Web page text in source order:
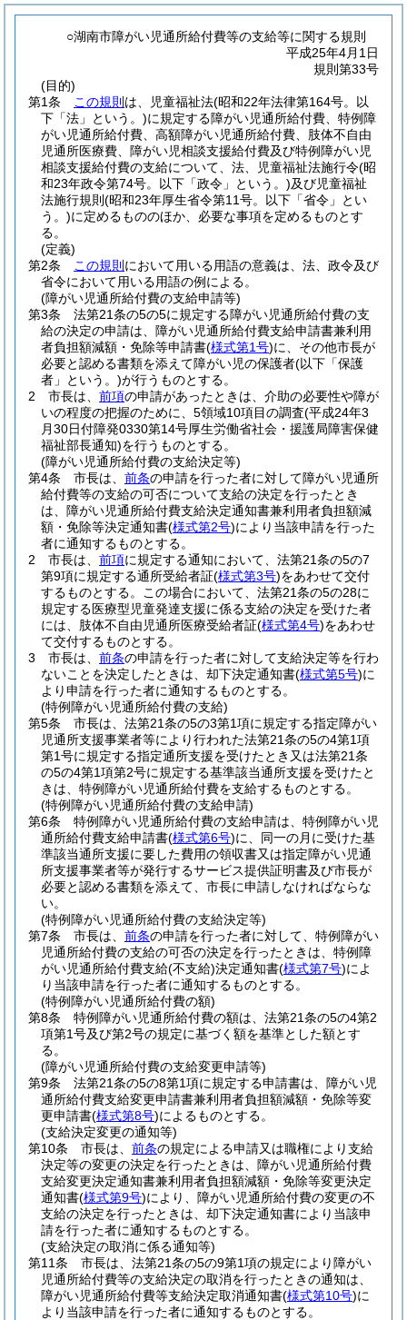
○湖南市障がい児通所給付費等の支給等に関する規則
平成25年4月1日
規則第33号
(目的)
第1条
この規則 は、児童福祉法(昭和22年法律第164号。以
下「法」という。)に規定する障がい児通所給付費、特例障
がい児通所給付費、高額障がい児通所給付費、肢体不自由
児通所医療費、障がい児相談支援給付費及び特例障がい児
相談支援給付費の支給について、法、児童福祉法施行令(昭
和23年政令第74号。以下「政令」という。)及び児童福祉
法施行規則 (昭和23年厚生省令第11号。以下「省令」とい
う。)に定めるもののほか、必要な事項を定めるものとす
る。
(定義)
第2条
この規則 において用いる用語の意義は、法、政令及び
省令において用いる用語の例による。
(障がい児通所給付費の支給申請等)
第3条
法第21条の5の5に規定する障がい児通所給付費の支
給の決定の申請は、障がい児通所給付費支給申請書兼利用
者負担額減額・免除等申請書(様式第1号)に、その他市長が
必要と認める書類を添えて障がい児の保護者(以下「保護
者」という。)が行うものとする。
2
市長は、 前項の申請があったときは、介助の必要性や障が
いの程度の把握のために、5領域10項目の調査(平成24年3
月30日付障発0330第14号厚生労働省社会・援護局障害保健
福祉部長通知)を行うものとする。
(障がい児通所給付費の支給決定等)
第4条
市長は、 前条の申請を行った者に対して障がい児通所
給付費等の支給の可否について支給の決定を行ったとき
は、障がい児通所給付費支給決定通知書兼利用者負担額減
額・免除等決定通知書(様式第2号)により当該申請を行った
者に通知するものとする。
2
市長は、 前項に規定する通知において、法第21条の5の7
第9項に規定する通所受給者証(様式第3号)をあわせて交付
するものとする。
この場合において、法第21条の5の28に
規定する医療型児童発達支援に係る支給の決定を受けた者
には、肢体不自由児通所医療受給者証(様式第4号)をあわせ
て交付するものとする。
3
市長は、 前条の申請を行った者に対して支給決定等を行わ
ないことを決定したときは、却下決定通知書(様式第5号)に
より申請を行った者に通知するものとする。
(特例障がい児通所給付費の支給)
第5条
市長は、法第21条の5の3第1項に規定する指定障がい
児通所支援事業者等により行われた法第21条の5の4第1項
第1号に規定する指定通所支援を受けたとき又は法第21条
の5の4第1項第2号に規定する基準該当通所支援を受けたと
きは、特例障がい児通所給付費を支給するものとする。
(特例障がい児通所給付費の支給申請)
第6条
特例障がい児通所給付費の支給申請は、特例障がい児
通所給付費支給申請書(様式第6号)に、同一の月に受けた基
準該当通所支援に要した費用の領収書又は指定障がい児通
所支援事業者等が発行するサービス提供証明書及び市長が
必要と認める書類を添えて、市長に申請しなければならな
い。
(特例障がい児通所給付費の支給決定等)
第7条
市長は、 前条の申請を行った者に対して、特例障がい
児通所給付費の支給の可否の決定を行ったときは、特例障
がい児通所給付費支給(不支給)決定通知書(様式第7号)によ
り当該申請を行った者に通知するものとする。
(特例障がい児通所給付費の額)
第8条
特例障がい児通所給付費の額は、法第21条の5の4第2
項第1号及び第2号の規定に基づく額を基準とした額とす
る。
(障がい児通所給付費の支給変更申請等)
第9条
法第21条の5の8第1項に規定する申請書は、障がい児
通所給付費支給変更申請書兼利用者負担額減額・免除等変
更申請書(様式第8号)によるものとする。
(支給決定変更の通知等)
第10条
市長は、 前条の規定による申請又は職権により支給
決定等の変更の決定を行ったときは、障がい児通所給付費
支給変更決定通知書兼利用者負担額減額・免除等変更決定
通知書(様式第9号)により、障がい児通所給付費の変更の不
支給の決定を行ったときは、却下決定通知書により当該申
請を行った者に通知するものとする。
(支給決定の取消に係る通知等)
第11条
市長は、法第21条の5の9第1項の規定により障がい
児通所給付費等の支給決定の取消を行ったときの通知は、
障がい児通所給付費等支給決定取消通知書(様式第10号)に
より当該申請を行った者に通知するものとする。